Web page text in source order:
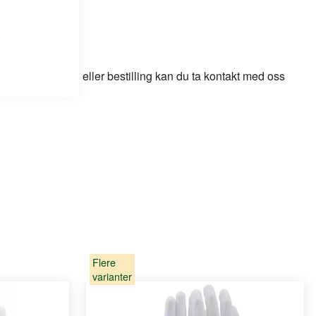
løsning eller bestilling kan du ta kontakt med oss
Flere
varianter